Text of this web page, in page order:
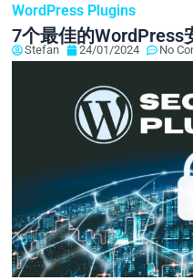
u
b
e
b
o
o
k
a
r
a
i
n
t
e
WordPress Plugins
7个最佳的WordPress
Stefan 24/01/2024 No